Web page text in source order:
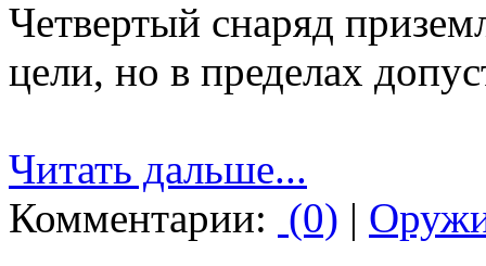
Четвертый снаряд
цели, но в пределах
Читать дальше...
Комментарии: (0) |